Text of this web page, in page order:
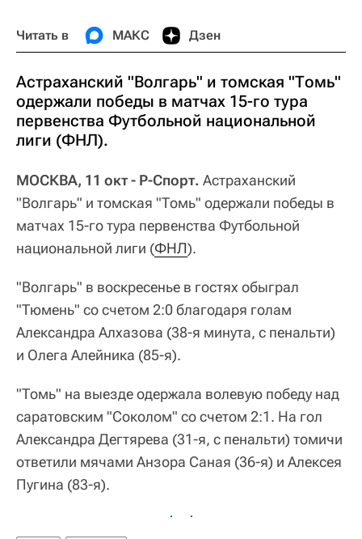
Читать в МАКС Дзен
Астраханский "Волгарь" и томская "Томь"
одержали победы в матчах 15-го тура
первенства Футбольной национальной
лиги (ФНЛ).
МОСКВА, 11 окт - Р-Спорт. Астраханский
"Волгарь" и томская "Томь" одержали победы в
матчах 15-го тура первенства Футбольной
национальной лиги (ФНЛ).
"Волгарь" в воскресенье в гостях обыграл
"Тюмень" со счетом 2:0 благодаря голам
Александра Алхазова (38-я минута, с пенальти)
и Олега Алейника (85-я).
"Томь" на выезде одержала волевую победу над
саратовским "Соколом" со счетом 2:1. На гол
Александра Дегтярева (31-я, с пенальти) томичи
ответили мячами Анзора Саная (36-я) и Алексея
Пугина (83-я).